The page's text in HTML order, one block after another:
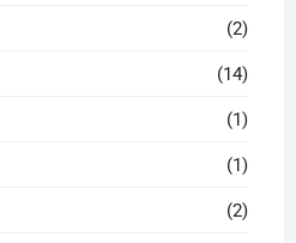
(2)
(14)
(1)
(1)
(2)